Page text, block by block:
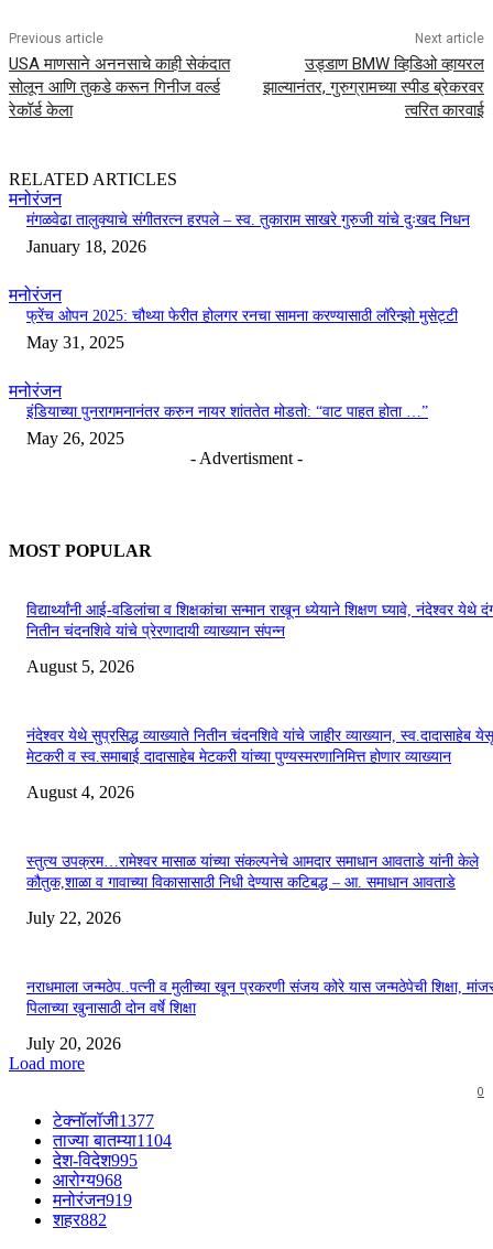
Previous article
USA माणसाने अननसाचे काही सेकंदात
सोलून आणि तुकडे करून गिनीज वर्ल्ड
रेकॉर्ड केला
Next article
उड्डाण BMW व्हिडिओ व्हायरल
झाल्यानंतर, गुरुग्रामच्या स्पीड ब्रेकरवर
त्वरित कारवाई
RELATED ARTICLES
मनोरंजन
मंगळवेढा तालुक्याचे संगीतरत्न हरपले – स्व. तुकाराम साखरे गुरुजी यांचे दुःखद निधन
January 18, 2026
मनोरंजन
फ्रेंच ओपन 2025: चौथ्या फेरीत होलगर रनचा सामना करण्यासाठी लॉरेन्झो मुसेट्टी
May 31, 2025
मनोरंजन
इंडियाच्या पुनरागमनानंतर करुन नायर शांततेत मोडतो: “वाट पाहत होता …”
May 26, 2025
- Advertisment -
MOST POPULAR
विद्यार्थ्यांनी आई-वडिलांचा व शिक्षकांचा सन्मान राखून ध्येयाने शिक्षण घ्यावे, नंदेश्वर येथे
नितीन चंदनशिवे यांचे प्रेरणादायी व्याख्यान संपन्न
August 5, 2026
नंदेश्वर येथे सुप्रसिद्ध व्याख्याते नितीन चंदनशिवे यांचे जाहीर व्याख्यान, स्व.दादासाहेब येसू
मेटकरी व स्व.समाबाई दादासाहेब मेटकरी यांच्या पुण्यस्मरणानिमित्त होणार व्याख्यान
August 4, 2026
स्तुत्य उपक्रम…रामेश्वर मासाळ यांच्या संकल्पनेचे आमदार समाधान आवताडे यांनी केले
कौतुक,शाळा व गावाच्या विकासासाठी निधी देण्यास कटिबद्ध – आ. समाधान आवताडे
July 22, 2026
नराधमाला जन्मठेप..पत्नी व मुलीच्या खून प्रकरणी संजय कोरे यास जन्मठेपेची शिक्षा,
पिलाच्या खुनासाठी दोन वर्षे शिक्षा
July 20, 2026
Load more
0
टेक्नॉलॉजी1377
ताज्या बातम्या1104
देश-विदेश995
आरोग्य968
मनोरंजन919
शहर882